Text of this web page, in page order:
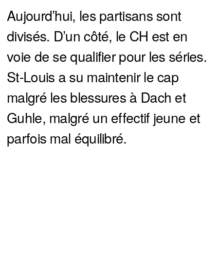
Aujourd’hui, les partisans sont
divisés. D’un côté, le CH est en
voie de se qualifier pour les séries.
St-Louis a su maintenir le cap
malgré les blessures à Dach et
Guhle, malgré un effectif jeune et
parfois mal équilibré.